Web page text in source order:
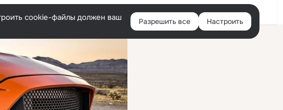
Войти
cookie-файлы должен ваш
Разрешить все Настроить